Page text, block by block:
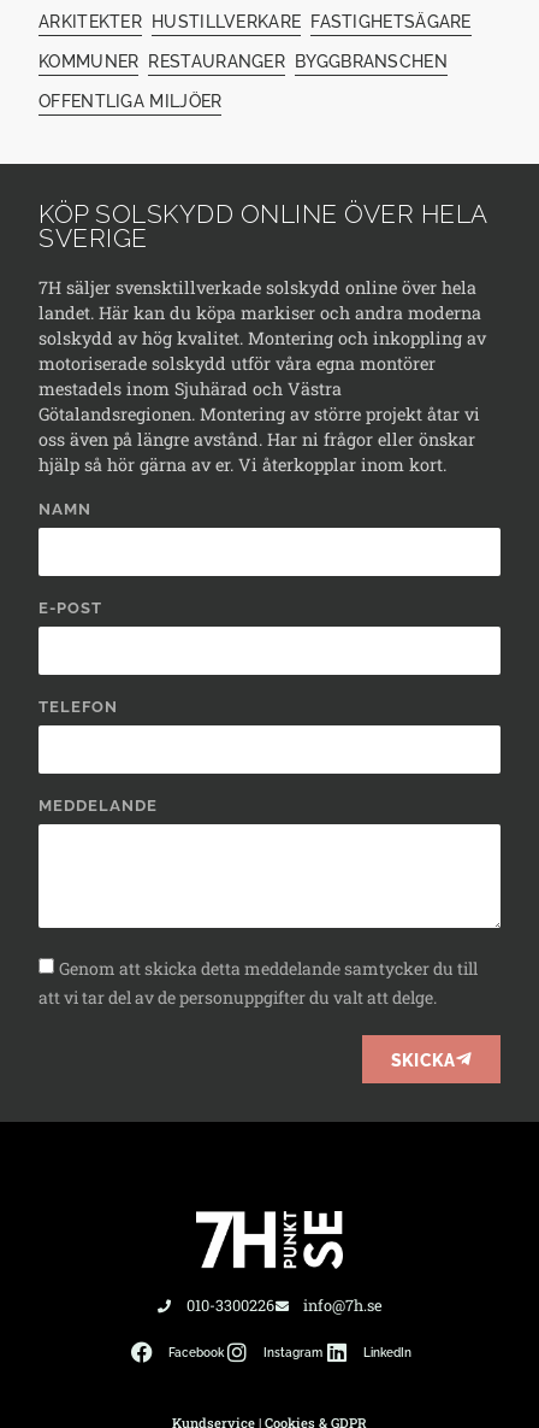
ARKITEKTER HUSTILLVERKARE FASTIGHETSÄGARE
KOMMUNER RESTAURANGER BYGGBRANSCHEN
OFFENTLIGA MILJÖER
KÖP SOLSKYDD ONLINE ÖVER HELA
SVERIGE
7H säljer svensktillverkade solskydd online över hela
landet. Här kan du köpa markiser och andra moderna
solskydd av hög kvalitet. Montering och inkoppling av
motoriserade solskydd utför våra egna montörer
mestadels inom Sjuhärad och Västra
Götalandsregionen. Montering av större projekt åtar vi
oss även på längre avstånd. Har ni frågor eller önskar
hjälp så hör gärna av er. Vi återkopplar inom kort.
NAMN
E-POST
TELEFON
MEDDELANDE
Genom att skicka detta meddelande samtycker du till
att vi tar del av de personuppgifter du valt att delge.
SKICKA
010-3300226 info@7h.se
Facebook Instagram LinkedIn
Kundservice | Cookies & GDPR